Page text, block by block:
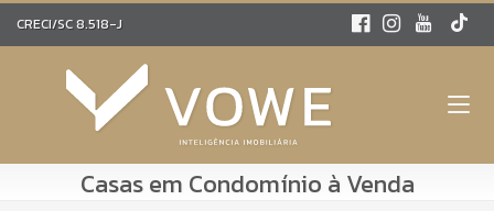
CRECI/SC 8.518-J
Casas em Condomínio à Venda